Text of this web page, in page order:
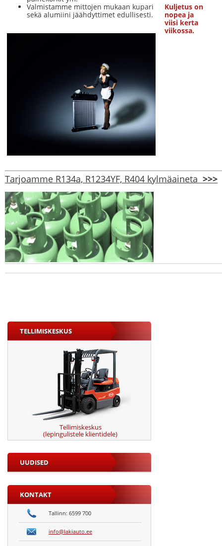
Valmistamme mittojen mukaan kupari
sekä alumiini jäähdyttimet edullisesti.
Kuljetus on
nopea ja
viisi kerta
viikossa.
Tarjoamme R134a, R1234YF, R404 kylmäaineta >>>
TELLIMISKESKUS
Tellimiskeskus
(lepingulistele klientidele)
UUDISED
KONTAKT
Tallinn: 6599 700
info@lakiauto.ee